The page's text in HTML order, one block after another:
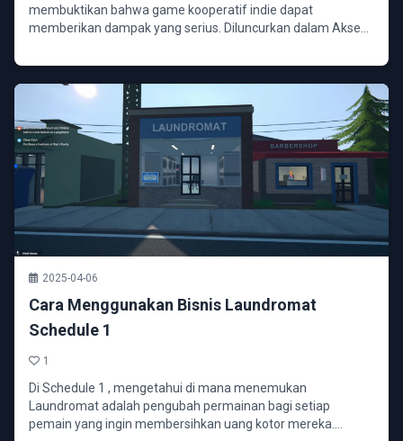
membuktikan bahwa game kooperatif indie dapat
memberikan dampak yang serius. Diluncurkan dalam Akses
2025-04-06
Cara Menggunakan Bisnis Laundromat
Schedule 1
1
Di Schedule 1 , mengetahui di mana menemukan
Laundromat adalah pengubah permainan bagi setiap
pemain yang ingin membersihkan uang kotor mereka.